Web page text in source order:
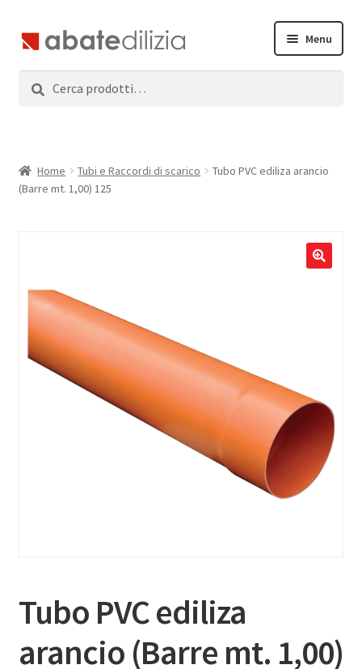
Vai
alla
navigazione
Vai
al
contenuto
Menu
child
Servizi
Accedi
Registrati
Home Tubi e Raccordi di scarico
Tubo PVC ediliza arancio
(Barre mt. 1,00) 125
Tubo PVC ediliza
arancio (Barre mt. 1,00)